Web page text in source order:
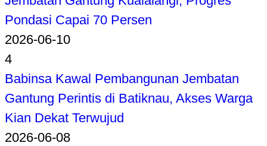
Pondasi Capai 70 Persen
2026-06-10
4
Babinsa Kawal Pembangunan Jembatan
Gantung Perintis di Batiknau, Akses Warga
Kian Dekat Terwujud
2026-06-08